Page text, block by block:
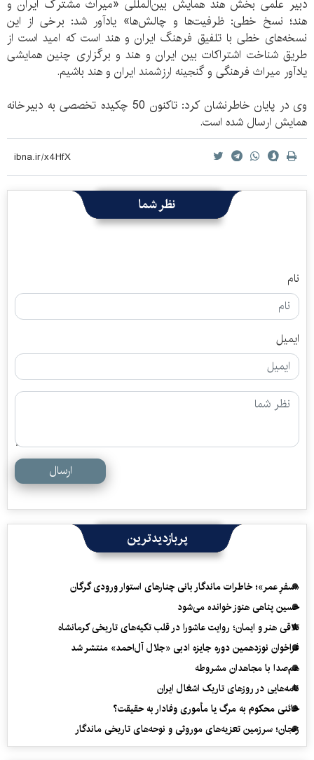
دبیر علمی بخش هند همایش بین‌المللی «میراث مشترک ایران و
هند؛ نسخ خطی: ظرفیت‌ها و چالش‌ها» یادآور شد: برخی از این
نسخه‌های خطی با تلفیق فرهنگ ایران و هند است که امید است از
طریق شناخت اشتراکات بین ایران و هند و برگزاری چنین همایشی
یادآور میراث فرهنگی و گنجینه ارزشمند ایران و هند باشیم.
وی در پایان خاطرنشان کرد: تاکنون 50 چکیده تخصصی به دبیرخانه
همایش ارسال شده است.
نظر شما
نام
ایمیل
ارسال
پربازدیدترین
«سفرِ عمر»؛ خاطرات ماندگار بانی چنارهای استوار ورودی گرگان
حسین پناهی هنوز خوانده می‌شود
تلاقی هنر و ایمان؛ روایت عاشورا در قلب تکیه‌های تاریخی کرمانشاه
فراخوان نوزدهمین دوره جایزه ادبی «جلال آل‌احمد» منتشر شد
هم‌صدا با مجاهدان مشروطه
نامه‌هایی در روزهای تاریک اشغال ایران
خائنی محکوم به مرگ یا مأموری وفادار به حقیقت؟
زنجان؛ سرزمین تعزیه‌های موروثی و نوحه‌های تاریخی ماندگار